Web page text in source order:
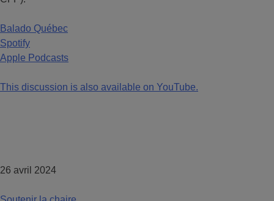
Balado Québec
Spotify
Apple Podcasts
This discussion is also available on YouTube.
26 avril 2024